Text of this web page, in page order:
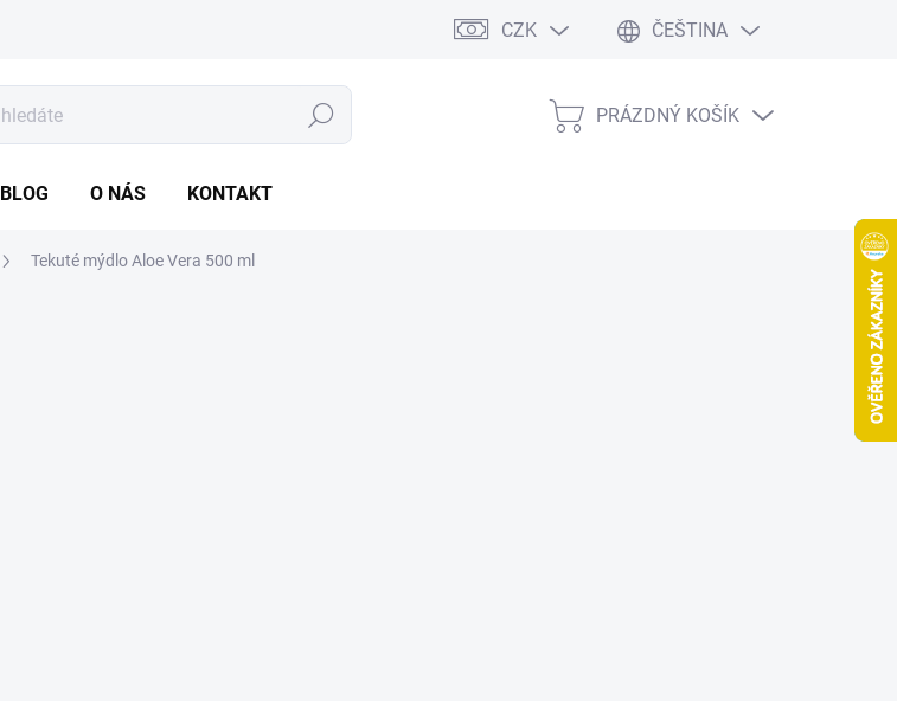
CZK ČEŠTINA
Hledat
NÁKUPNÍ
PRÁZDNÝ KOŠÍK
BLOG O NÁS KONTAKT
Tekuté mýdlo Aloe Vera 500 ml